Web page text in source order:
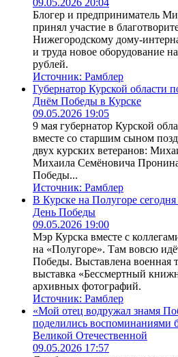
09.05.2026 20:04
Блогер и предприниматель
принял участие в
Нижегородскому дому-
и труда новое оборудование
рублей.
Источник: Рамблер
Губернатор Курской области
Днём Победы в Курске
09.05.2026 19:05
9 мая губернатор Курской
вместе со старшим сыном
двух курских ветеранов:
Михаила Семёновича
Победы...
Источник: Рамблер
В Курске на Полугоре
День Победы
09.05.2026 19:00
Мэр Курска вместе с
на «Полугоре». Там вовсю
Победы. Выставлена военная
выставка «Бессмертный
архивных фотографий.
Источник: Рамблер
«Мой отец водружал знамя
поделились воспоминаниями
Великой Отечественной
09.05.2026 17:57